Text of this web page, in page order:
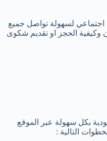
اجتماعي لسهولة تواصل جميع
وكيفية الحجز او تقديم شكوى
بكل سهولة عبر الموقع
التالية :